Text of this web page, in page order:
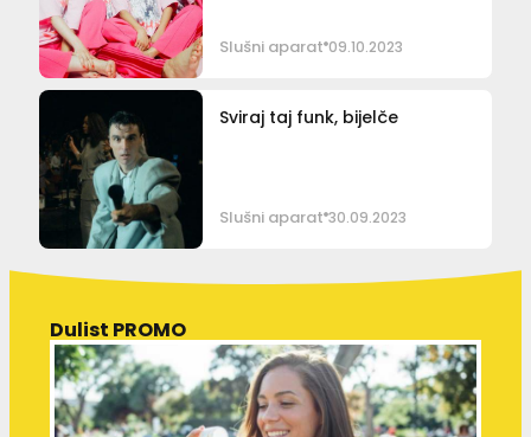
Slušni aparat 09.10.2023
Sviraj taj funk, bijelče
Slušni aparat 30.09.2023
Dulist PROMO